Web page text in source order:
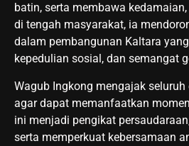
batin, serta membawa
di tengah masyarakat, ia
dalam pembangunan Kaltara
kepedulian sosial, dan semangat
Wagub Ingkong mengajak
agar dapat memanfaatkan
ini menjadi pengikat
serta memperkuat kebersamaan